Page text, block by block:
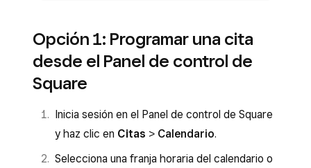
Opción 1: Programar una cita
desde el Panel de control de
Square
Inicia sesión en el Panel de control de Square
y haz clic en Citas > Calendario.
Selecciona una franja horaria del calendario o